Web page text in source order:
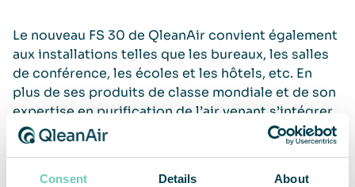
Consent Details About
Le nouveau FS 30 de QleanAir convient également
aux installations telles que les bureaux, les salles
de conférence, les écoles et les hôtels, etc. En
plus de ses produits de classe mondiale et de son
expertise en purification de l’air venant s’intégrer
à son ADN, la clé du succès de QleanAir réside
dans sa sensibilité au marché et aux besoins des